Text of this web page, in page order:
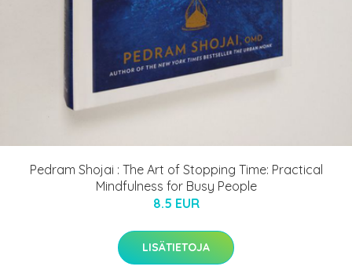
Pedram Shojai : The Art of Stopping Time: Practical
Mindfulness for Busy People
8.5 EUR
LISÄTIETOJA